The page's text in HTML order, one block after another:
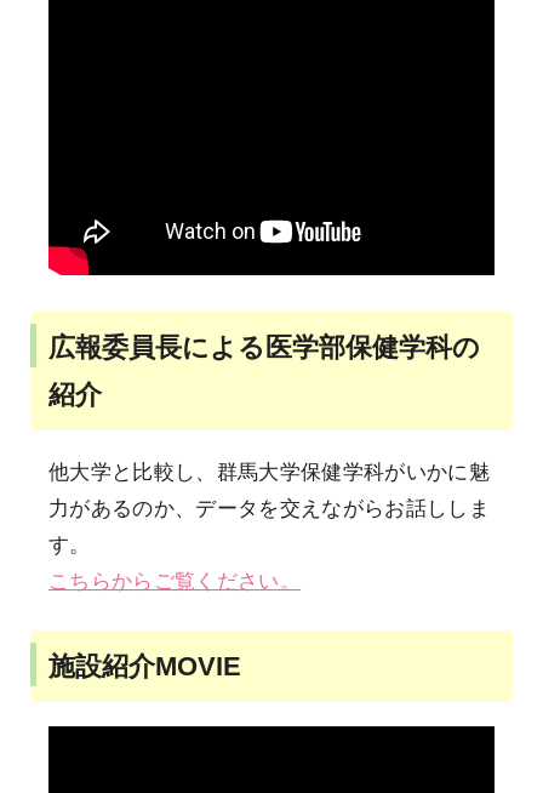
広報委員長による医学部保健学科の
紹介
他大学と比較し、群馬大学保健学科がいかに魅
力があるのか、データを交えながらお話ししま
す。
こちらからご覧ください。
施設紹介MOVIE